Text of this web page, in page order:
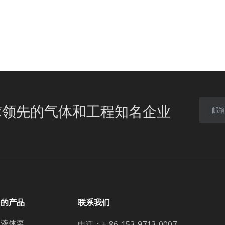
先的气体和工程知名企业 邮箱
产品
联系我们